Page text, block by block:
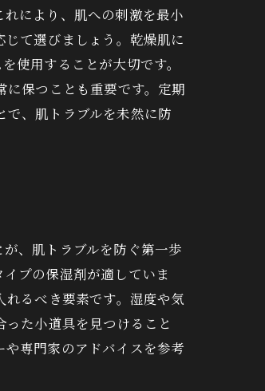
により、肌への刺激を最小
て選びましょう。乾燥肌に
使用することが大切です。
保つことも重要です。定期
、肌トラブルを未然に防
、肌トラブルを防ぐ第一歩
プの保湿剤が適していま
るべき要素です。湿度や気
た小道具を見つけること
専門家のアドバイスを参考